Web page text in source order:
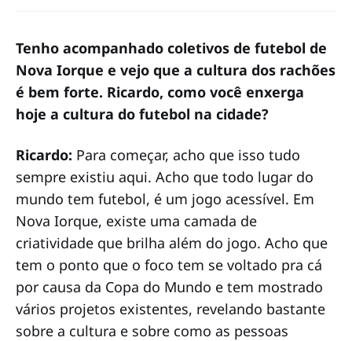
Tenho acompanhado coletivos de futebol de
Nova Iorque e vejo que a cultura dos rachões
é bem forte. Ricardo, como você enxerga
hoje a cultura do futebol na cidade?
Ricardo: Para começar, acho que isso tudo
sempre existiu aqui. Acho que todo lugar do
mundo tem futebol, é um jogo acessível. Em
Nova Iorque, existe uma camada de
criatividade que brilha além do jogo. Acho que
tem o ponto que o foco tem se voltado pra cá
por causa da Copa do Mundo e tem mostrado
vários projetos existentes, revelando bastante
sobre a cultura e sobre como as pessoas